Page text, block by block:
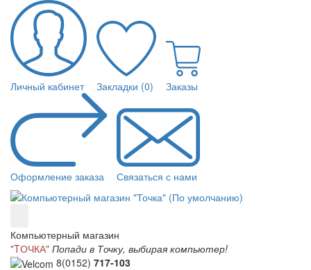
Личный кабинет Закладки (0) Заказы
Оформление заказа Связаться с нами
Компьютерный магазин
"TОЧКА" Попади в Точку, выбирая компьютер!
8(0152) 717-103